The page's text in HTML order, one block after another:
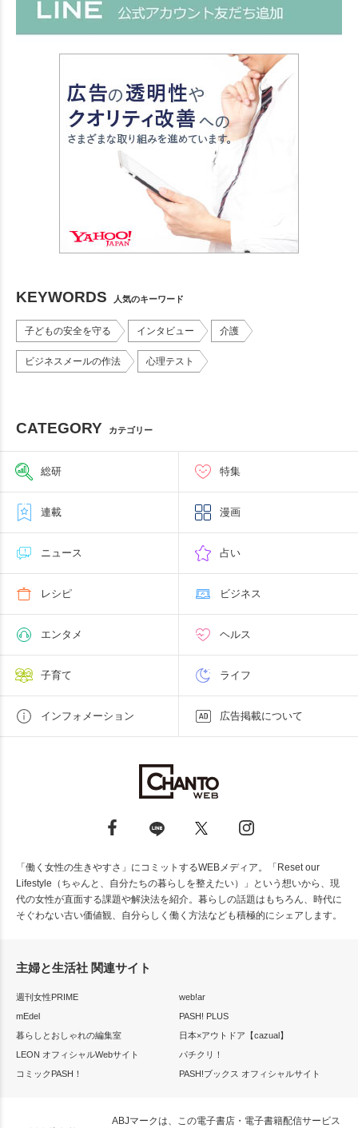
KEYWORDS 人気のキーワード
子どもの安全を守る インタビュー 介護
ビジネスメールの作法 心理テスト
CATEGORY カテゴリー
総研 特集
連載 漫画
ニュース 占い
レシピ ビジネス
エンタメ ヘルス
子育て ライフ
インフォメーション 広告掲載について
「働く女性の生きやすさ」にコミットするWEBメディア。「Reset our
Lifestyle（ちゃんと、自分たちの暮らしを整えたい）」という想いから、現
代の女性が直面する課題や解決法を紹介。暮らしの話題はもちろん、時代に
そぐわない古い価値観、自分らしく働く方法なども積極的にシェアします。
主婦と生活社 関連サイト
週刊女性PRIME
web!ar
mEdel
PASH! PLUS
暮らしとおしゃれの編集室
日本×アウトドア【cazual】
LEON オフィシャルWebサイト
パチクリ！
コミックPASH！
PASH!ブックス オフィシャルサイト
ABJマークは、この電子書店・電子書籍配信サービス